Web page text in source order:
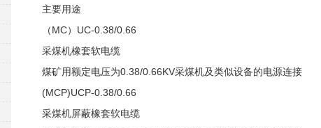
主要用途
（MC）UC-0.38/0.66
采煤机橡套软电缆
煤矿用额定电压为0.38/0.66KV采煤机及类似设备的电源连接
(MCP)UCP-0.38/0.66
采煤机屏蔽橡套软电缆